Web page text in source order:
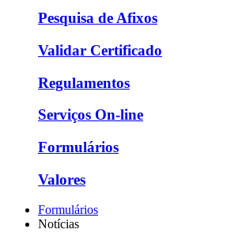
Pesquisa de Afixos
Validar Certificado
Regulamentos
Serviços On-line
Formulários
Valores
Formulários
Notícias